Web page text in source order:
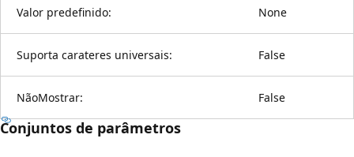
Valor predefinido: None
Suporta carateres universais: False
NãoMostrar: False
Conjuntos de parâmetros